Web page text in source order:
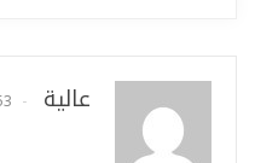
عالية